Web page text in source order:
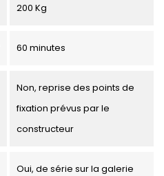
200 Kg
60 minutes
Non, reprise des points de
fixation prévus par le
constructeur
Oui, de série sur la galerie